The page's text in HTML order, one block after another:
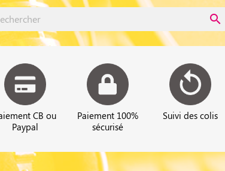
search
CB ou
Paypal
Paiement 100%
sécurisé
Suivi des colis